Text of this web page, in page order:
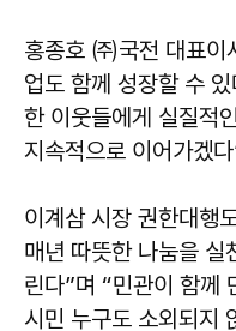
홍종호 ㈜국전 대표이
업도 함께 성장할 수
한 이웃들에게 실질적
지속적으로 이어가겠
이계삼 시장 권한대행
매년 따뜻한 나눔을
린다”며 “민관이 함께
시민 누구도 소외되지